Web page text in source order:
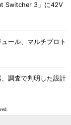
Switcher 3」に42V
ール、マルチプロト
調査で判明した設計